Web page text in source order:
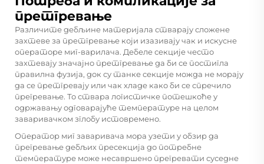
претгревање
Различите дебљине материјала стварају сложене
захтеве за претгревање који изазивају чак и искусне
операторе миг-варилача. Дебеле секције често
захтевају значајно претгревање да би се постигла
правилна фузија, док су танке секције можда не морају
да се претгревају или чак хладе како би се спречило
прегревање. То ствара логистичке потешкоће у
одржавању одговарајуће температуре на целом
заваривачком зглобу истовремено.
Оператор миг заваривача мора узети у обзир да
прегревање дебљих пресекција до потребне
температуре може несавршено прегревати суседне